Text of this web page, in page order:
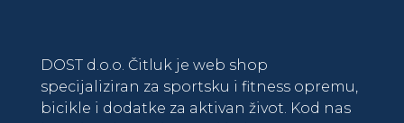
DOST d.o.o. Čitluk je web shop
specijaliziran za sportsku i fitness opremu,
bicikle i dodatke za aktivan život. Kod nas